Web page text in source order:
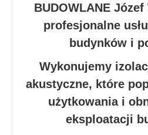
BUDOWLANE
profesjonalne
budynków i
Wykonujemy
akustyczne, które
użytkowania i
eksploatacji